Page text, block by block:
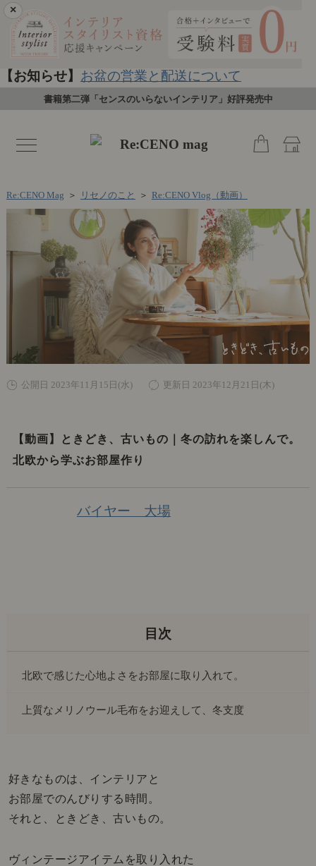
×
【お知らせ】 お盆の営業と配送について
書籍第二弾「センスのいらないインテリア」好評発売中
toggle
navigation
Re:CENO Mag ＞ リセノのこと ＞ Re:CENO Vlog（動画）
公開日 2023年11月15日(水) 更新日 2023年12月21日(木)
【動画】ときどき、古いもの｜冬の訪れを楽しんで。
北欧から学ぶお部屋作り
バイヤー 大場
好きなものは、インテリアと
お部屋でのんびりする時間。
それと、ときどき、古いもの。
ヴィンテージアイテムを取り入れた
北欧で感じた心地よさをお部屋に取り入れて。
上質なメリノウール毛布をお迎えして、冬支度